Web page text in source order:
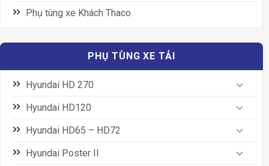
Phụ tùng xe Khách Thaco
PHỤ TÙNG XE TẢI
Hyundai HD 270
Hyundai HD120
Hyundai HD65 – HD72
Hyundai Poster II